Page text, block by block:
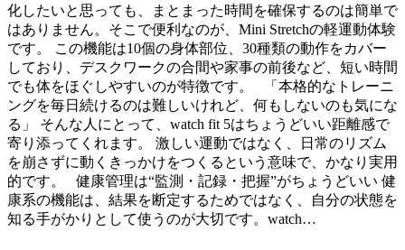
化したいと思っても、まとまった時間を確保するのは簡単で
はありません。そこで便利なのが、Mini Stretchの軽運動体験
です。 この機能は10個の身体部位、30種類の動作をカバー
しており、デスクワークの合間や家事の前後など、短い時間
でも体をほぐしやすいのが特徴です。 「本格的なトレーニ
ングを毎日続けるのは難しいけれど、何もしないのも気にな
る」 そんな人にとって、watch fit 5はちょうどいい距離感で
寄り添ってくれます。 激しい運動ではなく、日常のリズム
を崩さずに動くきっかけをつくるという意味で、かなり実用
的です。 健康管理は“監測・記録・把握”がちょうどいい 健
康系の機能は、結果を断定するためではなく、自分の状態を
知る手がかりとして使うのが大切です。watch…